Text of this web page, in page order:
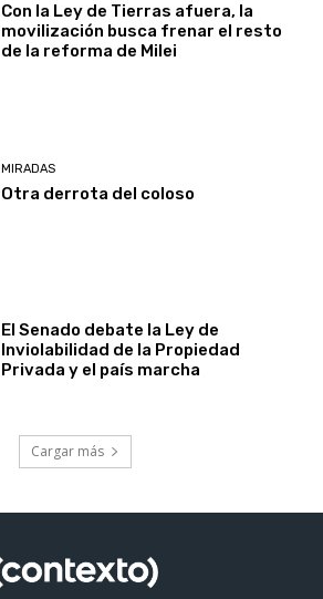
Con la Ley de Tierras afuera, la
movilización busca frenar el resto
de la reforma de Milei
MIRADAS
Otra derrota del coloso
El Senado debate la Ley de
Inviolabilidad de la Propiedad
Privada y el país marcha
Cargar más